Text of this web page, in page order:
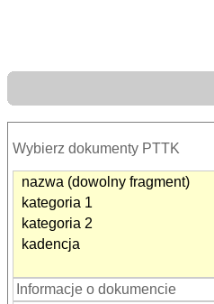
Wybierz dokumenty PTTK
nazwa (dowolny fragment)
kategoria 1
kategoria 2
kadencja
Informacje o dokumencie